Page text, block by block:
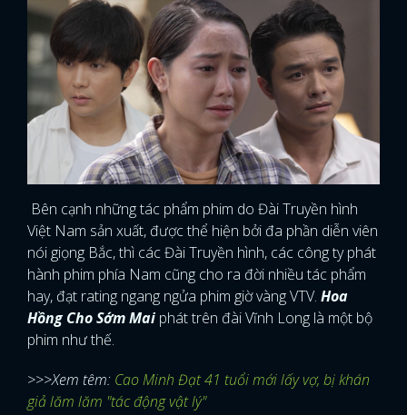
Bên cạnh những tác phẩm phim do Đài Truyền hình
Việt Nam sản xuất, được thể hiện bởi đa phần diễn viên
nói giọng Bắc, thì các Đài Truyền hình, các công ty phát
hành phim phía Nam cũng cho ra đời nhiều tác phẩm
hay, đạt rating ngang ngửa phim giờ vàng VTV. Hoa
Hồng Cho Sớm Mai phát trên đài Vĩnh Long là một bộ
phim như thế.
>>>Xem têm: Cao Minh Đạt 41 tuổi mới lấy vợ, bị khán
giả lăm lăm "tác động vật lý"